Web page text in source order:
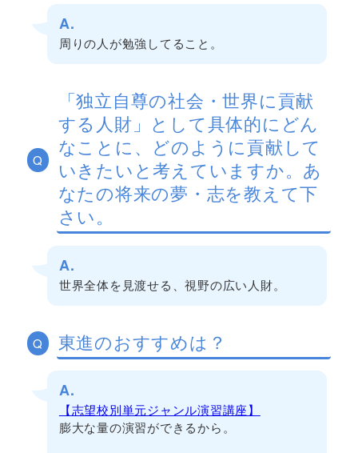
A.
周りの人が勉強してること。
Q
「独立自尊の社会・世界に貢献
する人財」として具体的にどん
なことに、どのように貢献して
いきたいと考えていますか。あ
なたの将来の夢・志を教えて下
さい。
A.
世界全体を見渡せる、視野の広い人財。
Q 東進のおすすめは？
A.
【志望校別単元ジャンル演習講座】
膨大な量の演習ができるから。